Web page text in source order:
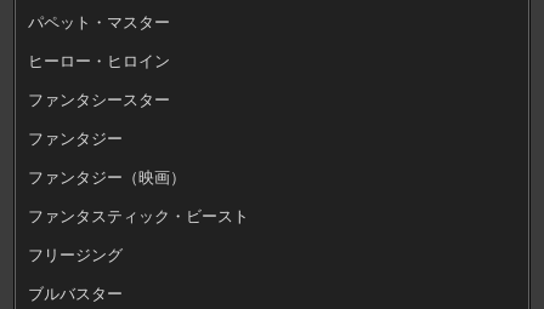
パペット・マスター
ヒーロー・ヒロイン
ファンタシースター
ファンタジー
ファンタジー（映画）
ファンタスティック・ビースト
フリージング
ブルバスター